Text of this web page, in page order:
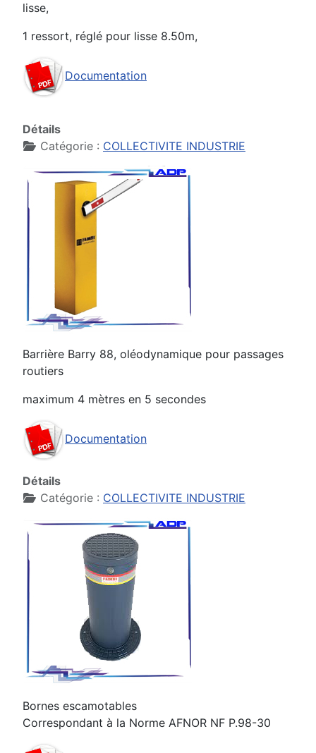
lisse,
1 ressort, réglé pour lisse 8.50m,
Documentation
Détails
Catégorie : COLLECTIVITE INDUSTRIE
Barrière Barry 88, oléodynamique pour passages
routiers
maximum 4 mètres en 5 secondes
Documentation
Détails
Catégorie : COLLECTIVITE INDUSTRIE
Bornes escamotables
Correspondant à la Norme AFNOR NF P.98-30